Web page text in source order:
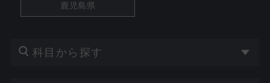
鹿児島県
科目から探す